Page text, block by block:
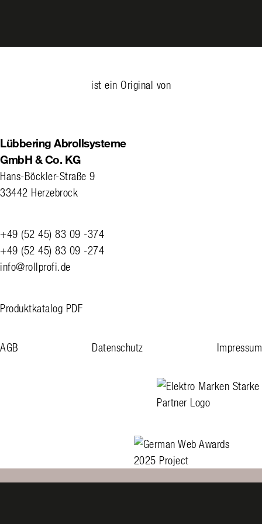
Produktkatalog PDF
Lübbering Abrollsysteme
GmbH & Co. KG
Hans-Böckler-Straße 9
33442 Herzebrock
+49 (52 45) 83 09 -374
+49 (52 45) 83 09 -274
info@rollprofi.de
ist ein Original von
AGB Datenschutz Impressum
instagram